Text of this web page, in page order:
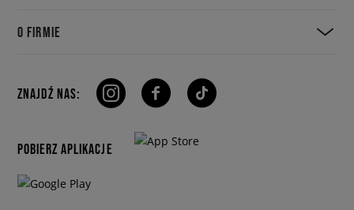
O FIRMIE
ZNAJDŹ NAS:
POBIERZ APLIKACJE